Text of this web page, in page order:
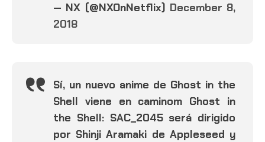
— NX (@NXOnNetflix) December 8,
2018
Sí, un nuevo anime de Ghost in the
Shell viene en caminom Ghost in
the Shell: SAC_2045 será dirigido
por Shinji Aramaki de Appleseed y